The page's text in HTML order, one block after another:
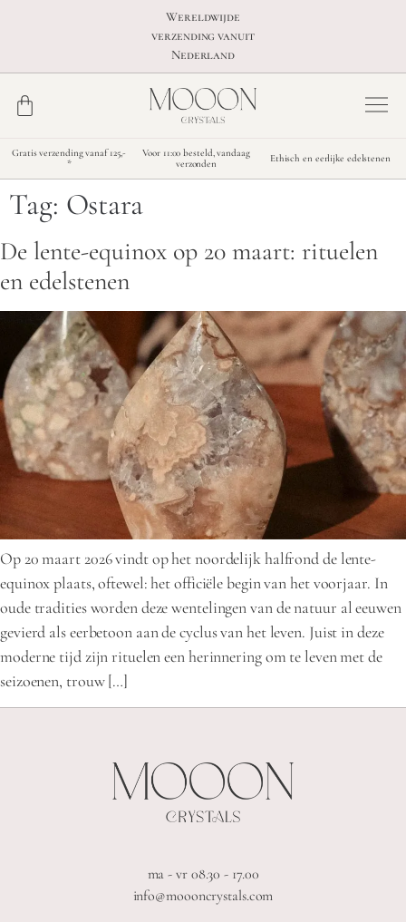
Wereldwijde
verzending vanuit
Nederland
Gratis verzending vanaf 125,-
*
Voor 11:00 besteld, vandaag
verzonden
Ethisch en eerlijke edelstenen
Tag: Ostara
De lente-equinox op 20 maart: rituelen
en edelstenen
Op 20 maart 2026 vindt op het noordelijk halfrond de lente-
equinox plaats, oftewel: het officiële begin van het voorjaar. In
oude tradities worden deze wentelingen van de natuur al eeuwen
gevierd als eerbetoon aan de cyclus van het leven. Juist in deze
moderne tijd zijn rituelen een herinnering om te leven met de
seizoenen, trouw […]
ma - vr 08.30 - 17.00
info@moooncrystals.com